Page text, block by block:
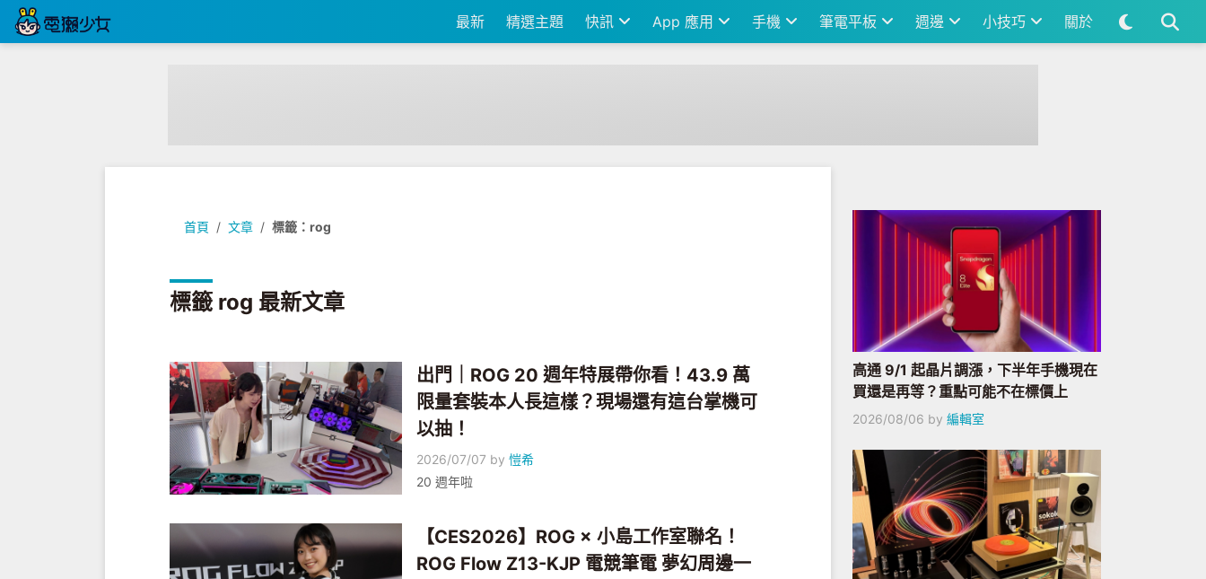
最新 精選主題 快訊 App 應用 手機 筆電平板 週邊 小技巧 關於
首頁 文章 標籤：rog
標籤 rog 最新文章
出門｜ROG 20 週年特展帶你看！43.9 萬
限量套裝本人長這樣？現場還有這台掌機可
以抽！
2026/07/07 by愷希
20 週年啦
【CES2026】ROG × 小島工作室聯名！
ROG Flow Z13-KJP 電競筆電 夢幻周邊一
高通 9/1 起晶片調漲，下半年手機現在
買還是再等？重點可能不在標價上
2026/08/06 by 編輯室